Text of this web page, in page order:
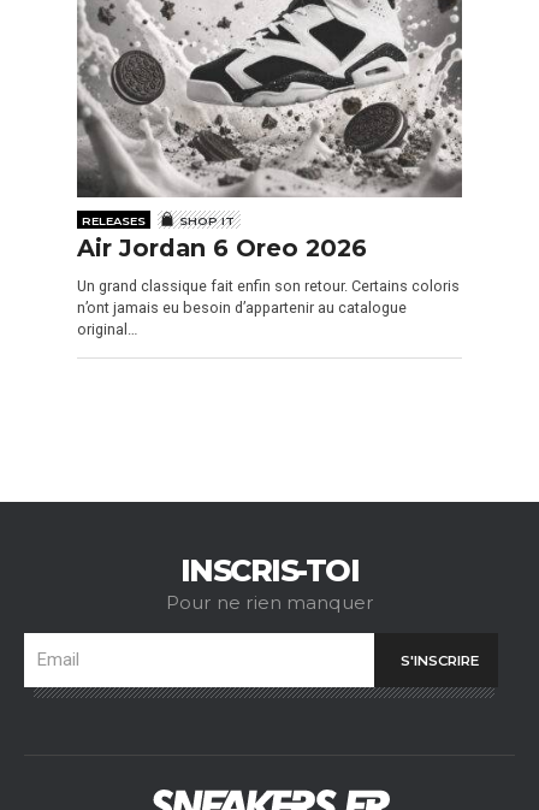
RELEASES SHOP IT
Air Jordan 6 Oreo 2026
Un grand classique fait enfin son retour. Certains coloris
n’ont jamais eu besoin d’appartenir au catalogue
original…
INSCRIS-TOI
Pour ne rien manquer